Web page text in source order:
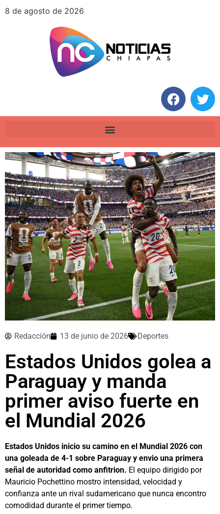
8 de agosto de 2026
Redacción 13 de junio de 2026 Deportes
Estados Unidos golea a
Paraguay y manda
primer aviso fuerte en
el Mundial 2026
Estados Unidos inicio su camino en el Mundial 2026 con
una goleada de 4-1 sobre Paraguay y envio una primera
señal de autoridad como anfitrion. El equipo dirigido por
Mauricio Pochettino mostro intensidad, velocidad y
confianza ante un rival sudamericano que nunca encontro
comodidad durante el primer tiempo.